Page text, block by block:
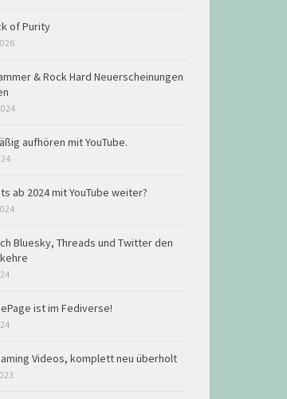
of Purity
& Rock Hard Neuerscheinungen
aufhören mit YouTube.
ab 2024 mit YouTube weiter?
Bluesky, Threads und Twitter den
ist im Fediverse!
Videos, komplett neu überholt